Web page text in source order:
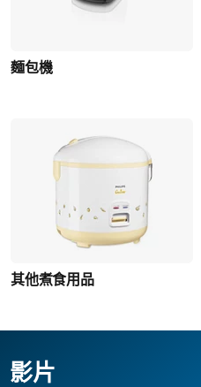
麵包機
其他煮食用品
影片